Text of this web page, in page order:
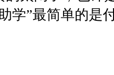
学”最简单的是